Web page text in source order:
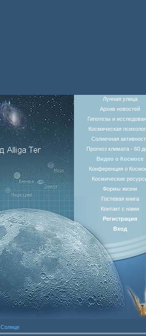
Лунная улица
Архив новостей
Гипотезы и
Космическая
Солнечная
Прогноз климата - 60
Видео о Космосе
Конференция о
Космические
Формы жизни
Гостевая книга
Контакт с нами
Регистрация
Вход
Солнце